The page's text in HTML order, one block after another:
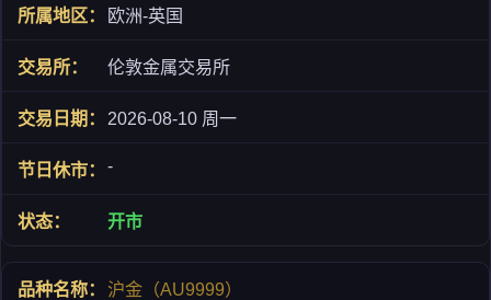
欧洲-英国
伦敦金属交易所
2026-08-10 周一
-
开市
沪金（AU9999）